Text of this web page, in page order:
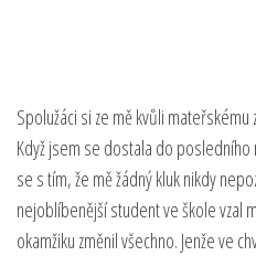
Spolužáci si ze mě kvůli
Když jsem se dostala do
se s tím, že mě žádný kluk nikdy
nejoblíbenější student ve škole vzal
okamžiku změnil všechno. Jenže ve